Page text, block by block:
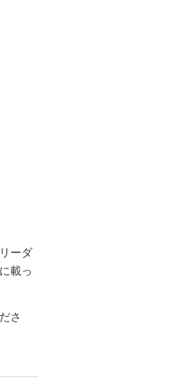
ーダ
載っ
さ